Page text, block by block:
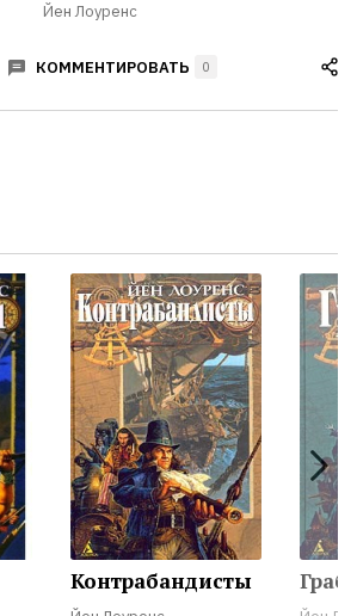
Йен Лоуренс
КОММЕНТИРОВАТЬ 0
Контрабандисты